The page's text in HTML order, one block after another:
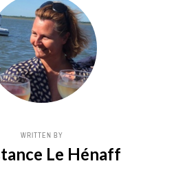
WRITTEN BY
Le Hénaff